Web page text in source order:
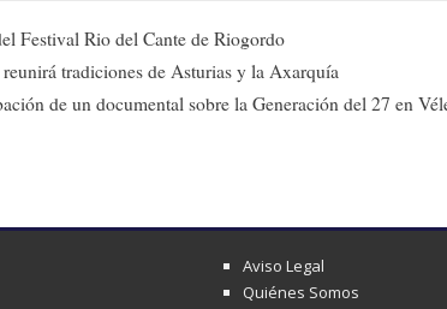
Festival Rio del Cante de Riogordo
tradiciones de Asturias y la Axarquía
de un documental sobre la Generación del 27 en
Aviso Legal
Quiénes Somos